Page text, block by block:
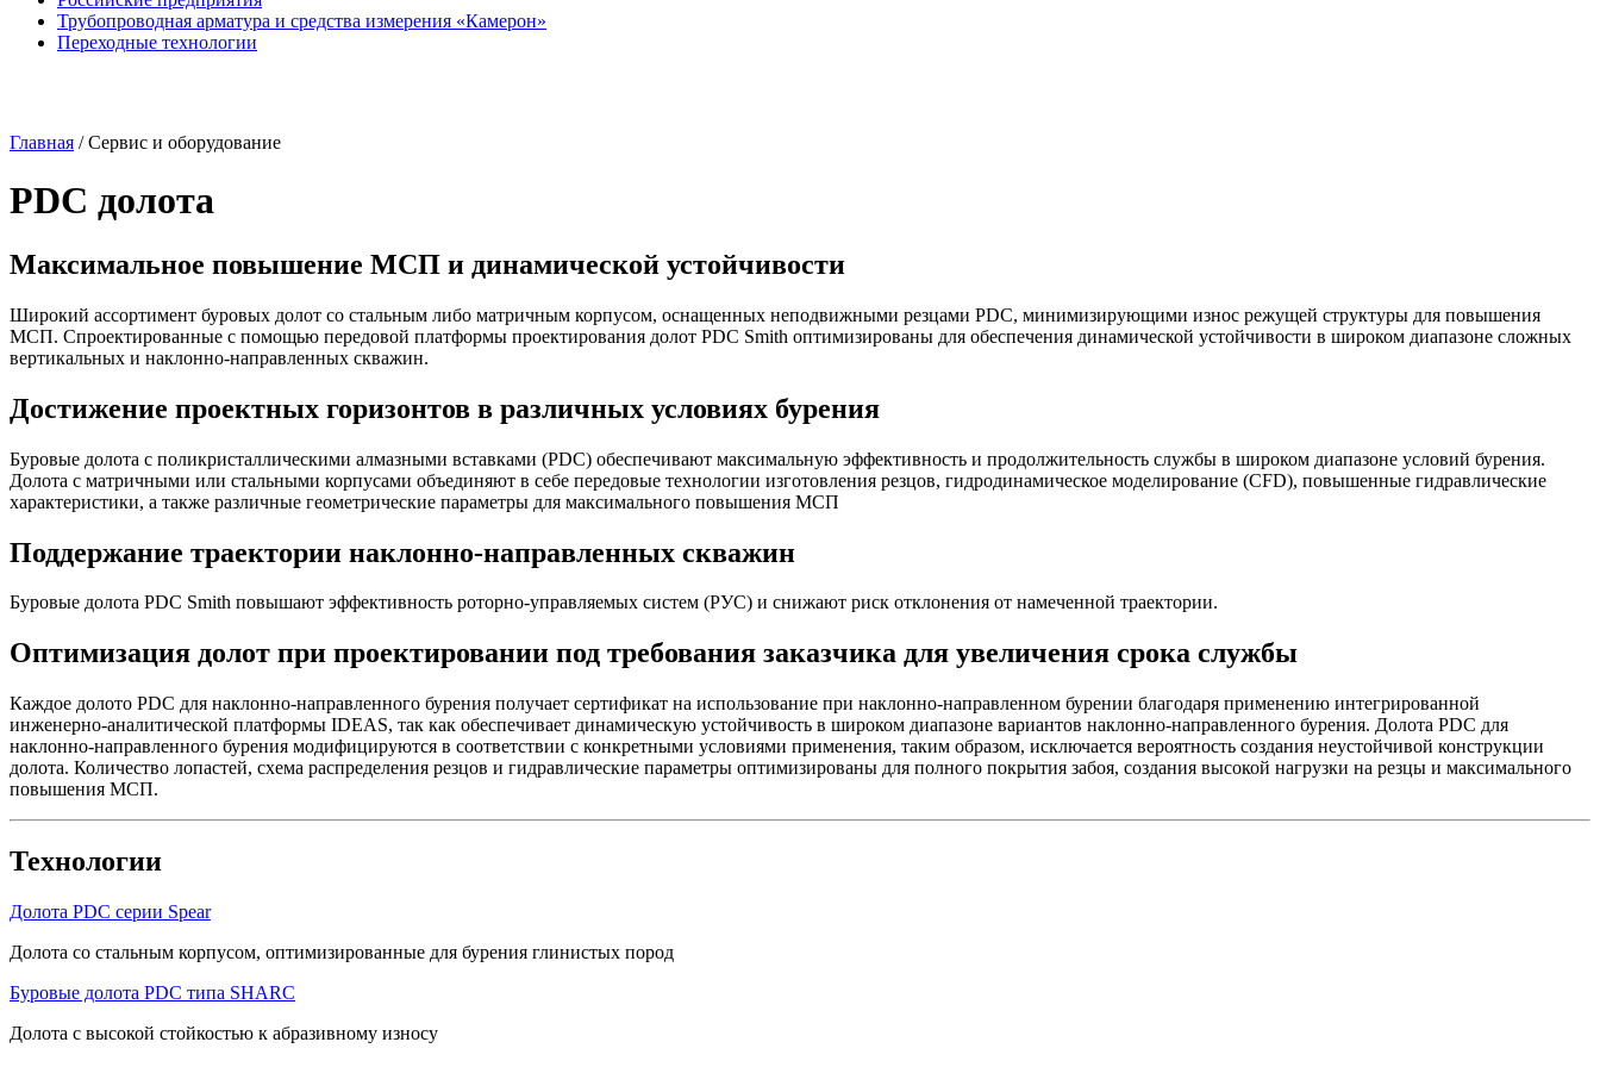
Трубопроводная арматура и средства измерения «Камерон»
Переходные технологии
Главная /Сервис и оборудование
PDC долота
Максимальное повышение МСП и динамической устойчивости
Широкий ассортимент буровых долот со стальным либо матричным корпусом, оснащенных неподвижными резцами PDC, минимизирующими износ режущей структуры для повышения
МСП. Спроектированные с помощью передовой платформы проектирования долот PDC Smith оптимизированы для обеспечения динамической устойчивости в широком диапазоне сложных
вертикальных и наклонно-направленных скважин.
Достижение проектных горизонтов в различных условиях бурения
Буровые долота с поликристаллическими алмазными вставками (PDC) обеспечивают максимальную эффективность и продолжительность службы в широком диапазоне условий бурения.
Долота с матричными или стальными корпусами объединяют в себе передовые технологии изготовления резцов, гидродинамическое моделирование (CFD), повышенные гидравлические
характеристики, а также различные геометрические параметры для максимального повышения МСП
Поддержание траектории наклонно-направленных скважин
Буровые долота PDC Smith повышают эффективность роторно-управляемых систем (РУС) и снижают риск отклонения от намеченной траектории.
Оптимизация долот при проектировании под требования заказчика для увеличения срока службы
Каждое долото PDC для наклонно-направленного бурения получает сертификат на использование при наклонно-направленном бурении благодаря применению интегрированной
инженерно-аналитической платформы IDEAS, так как обеспечивает динамическую устойчивость в широком диапазоне вариантов наклонно-направленного бурения. Долота PDC для
наклонно-направленного бурения модифицируются в соответствии с конкретными условиями применения, таким образом, исключается вероятность создания неустойчивой конструкции
долота. Количество лопастей, схема распределения резцов и гидравлические параметры оптимизированы для полного покрытия забоя, создания высокой нагрузки на резцы и максимального
повышения МСП.
Технологии
Долота PDC серии Spear
Долота со стальным корпусом, оптимизированные для бурения глинистых пород
Буровые долота PDC типа SHARC
Долота с высокой стойкостью к абразивному износу